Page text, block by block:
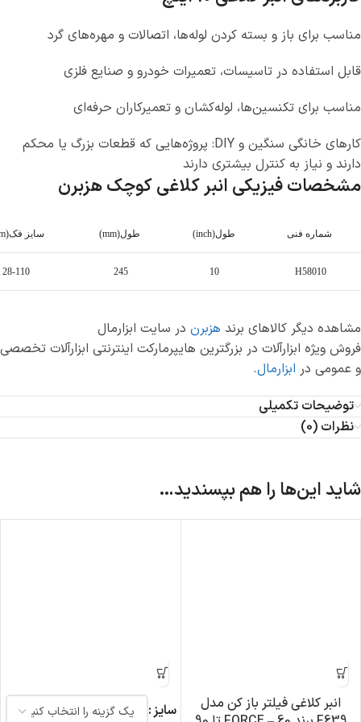
مناسب برای باز و بسته کردن لوله‌ها، اتصالات و مهره‌های گرد
قابل استفاده در تاسیسات، تعمیرات خودرو و صنایع فلزی
مناسب برای تکنسین‌ها، لوله‌کشان و تعمیرکاران حرفه‌ای
کارهای خانگی سنگین و DIY: پروژه‌هایی که قطعات بزرگ یا محکم
دارند و نیاز به کنترل بیشتری دارند
مشخصات فیزیکی انبر کلاغی کوچک هزبرن
شماره فنی طول(inch) طول(mm) سایز فک(mm)
H58010
10
245
28-110
مشاهده دیگر کالاهای برند هزبرن در سایت ابزارمال
فروش ویژه ابزارآلات در بزرگترین هایپرمارکت اینترنتی ابزارآلات تخصصی
و عمومی در ابزارمال.
توضیحات تکمیلی
نظرات (0)
شاید این‌ها را هم بپسندید…
انبر کلاغی فیلتر باز کن مدل
سایز